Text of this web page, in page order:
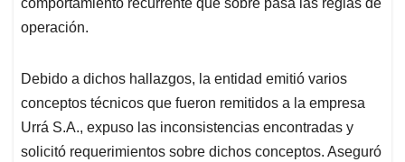
comportamiento recurrente que sobre pasa las reglas de
operación.
Debido a dichos hallazgos, la entidad emitió varios
conceptos técnicos que fueron remitidos a la empresa
Urrá S.A., expuso las inconsistencias encontradas y
solicitó requerimientos sobre dichos conceptos. Aseguró